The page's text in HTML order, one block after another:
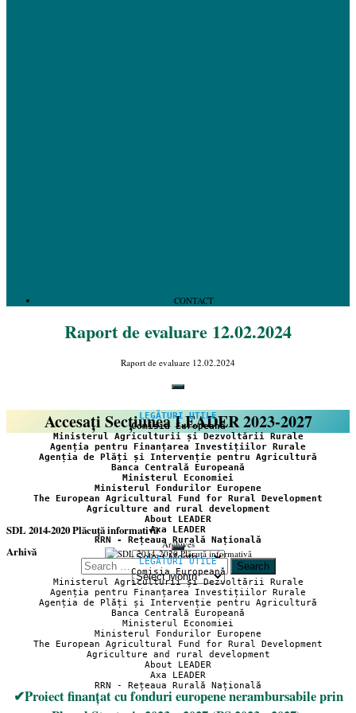
CONTACT
Raport de evaluare 12.02.2024
Raport de evaluare 12.02.2024
Accesați Secțiunea LEADER 2023-2027
LEGĂTURI UTILE
Comisia Europeană
Ministerul Agriculturii și Dezvoltării Rurale
Agenția pentru Finanțarea Investițiilor Rurale
Agenția de Plăți și Intervenție pentru Agricultură
Banca Centrală Europeană
Ministerul Economiei
Ministerul Fondurilor Europene
The European Agricultural Fund for Rural Development
Agriculture and rural development
About LEADER
Axa LEADER
RRN - Rețeaua Rurală Națională
Archives
SDL 2014-2020 Plăcuță informativă
Arhivă
Arhivă
Search
for:
LEGĂTURI UTILE
Comisia Europeană
Ministerul Agriculturii și Dezvoltării Rurale
Agenția pentru Finanțarea Investițiilor Rurale
Agenția de Plăți și Intervenție pentru Agricultură
Banca Centrală Europeană
Ministerul Economiei
Ministerul Fondurilor Europene
The European Agricultural Fund for Rural Development
Agriculture and rural development
About LEADER
Axa LEADER
RRN - Rețeaua Rurală Națională
✔Proiect finanțat cu fonduri europene nerambursabile prin